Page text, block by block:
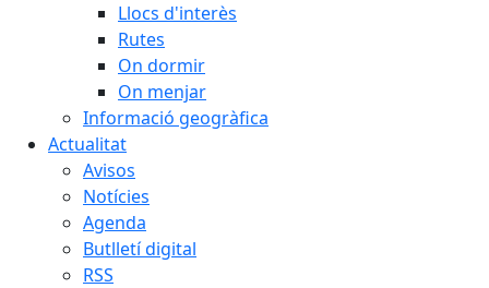
Llocs d'interès
Rutes
On dormir
On menjar
Informació geogràfica
Actualitat
Avisos
Notícies
Agenda
Butlletí digital
RSS